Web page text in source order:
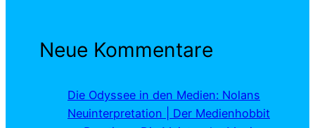
Neue Kommentare
Die Odyssee in den Medien: Nolans
Neuinterpretation | Der Medienhobbit